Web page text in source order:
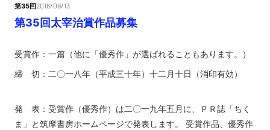
第35回2018/09/13
第35回太宰治賞作品募集
受賞作：一篇（他に「優秀作」が選ばれることもあります。）
締 切：二〇一八年（平成三十年）十二月十日（消印有効）
発 表：受賞作（優秀作）は二〇一九年五月に、ＰＲ誌「ちく
ま」と筑摩書房ホームページで発表します。
受賞作品、優秀作